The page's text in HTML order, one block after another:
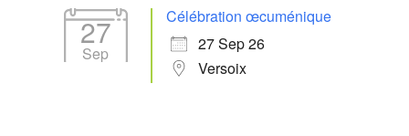
27
Sep
Célébration œcuménique
27 Sep 26
Versoix